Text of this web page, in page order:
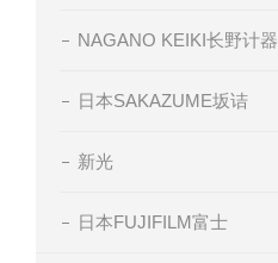
NAGANO KEIKI长野计器
日本SAKAZUME坂诘
新光
日本FUJIFILM富士